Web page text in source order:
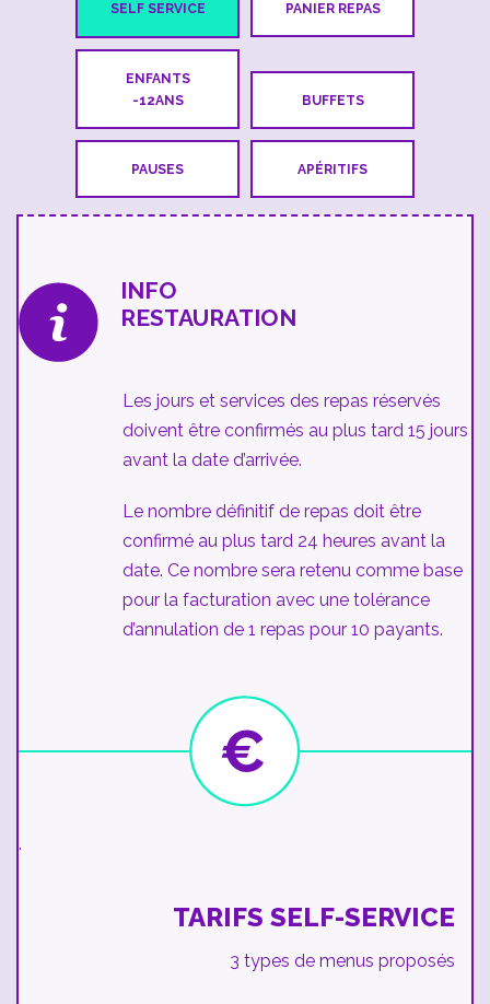
SELF SERVICE PANIER REPAS
ENFANTS
-12ANS
BUFFETS
PAUSES APÉRITIFS
INFO
RESTAURATION
Les jours et services des repas réservés
doivent être confirmés au plus tard 15 jours
avant la date d’arrivée.
Le nombre définitif de repas doit être
confirmé au plus tard 24 heures avant la
date. Ce nombre sera retenu comme base
pour la facturation avec une tolérance
d’annulation de 1 repas pour 10 payants.
.
TARIFS SELF-SERVICE
3 types de menus proposés